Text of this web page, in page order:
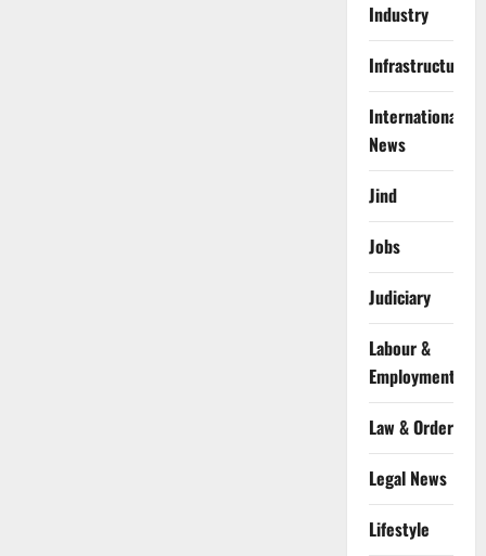
Industry
Infrastructure
International
News
Jind
Jobs
Judiciary
Labour &
Employment
Law & Order
Legal News
Lifestyle